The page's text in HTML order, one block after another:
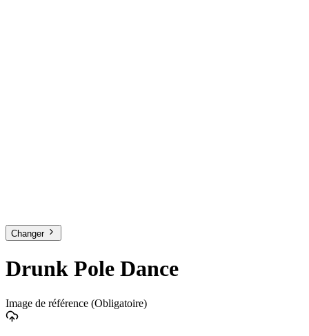
Changer
Drunk Pole Dance
Image de référence (Obligatoire)